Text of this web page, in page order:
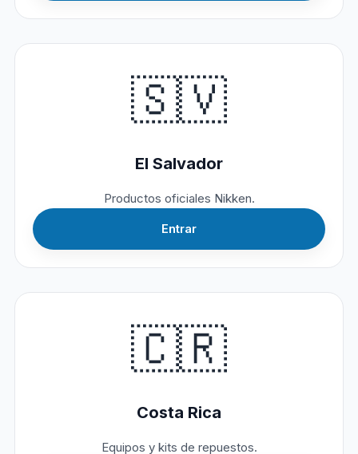
🇸🇻
El Salvador
Productos oficiales Nikken.
Entrar
🇨🇷
Costa Rica
Equipos y kits de repuestos.